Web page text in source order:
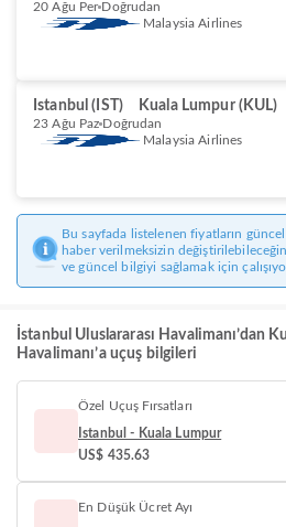
20 Ağu Per Doğrudan
Malaysia Airlines
Istanbul (IST) Kuala Lumpur (KUL)
23 Ağu Paz Doğrudan
Malaysia Airlines
Bu sayfada listelenen fiyatların
haber verilmeksizin
ve güncel bilgiyi sağlamak için
İstanbul Uluslararası Havalimanı’dan
Havalimanı’a uçuş bilgileri
Özel Uçuş Fırsatları
Istanbul - Kuala Lumpur
US$ 435.63
En Düşük Ücret Ayı